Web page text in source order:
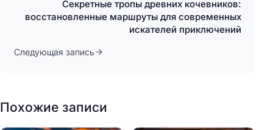
Секретные тропы древних кочевников:
восстановленные маршруты для современных
искателей приключений
Следующая запись
Похожие записи